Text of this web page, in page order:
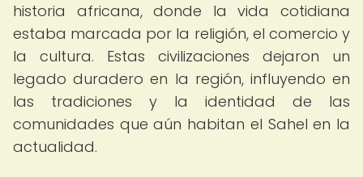
historia africana, donde la vida cotidiana
estaba marcada por la religión, el comercio y
la cultura. Estas civilizaciones dejaron un
legado duradero en la región, influyendo en
las tradiciones y la identidad de las
comunidades que aún habitan el Sahel en la
actualidad.